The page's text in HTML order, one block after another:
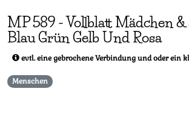
MP589 -Vollblatt Mädchen
Blau Grün Gelb Und Rosa
evtl. eine gebrochene Verbindung und oder ein
Menschen